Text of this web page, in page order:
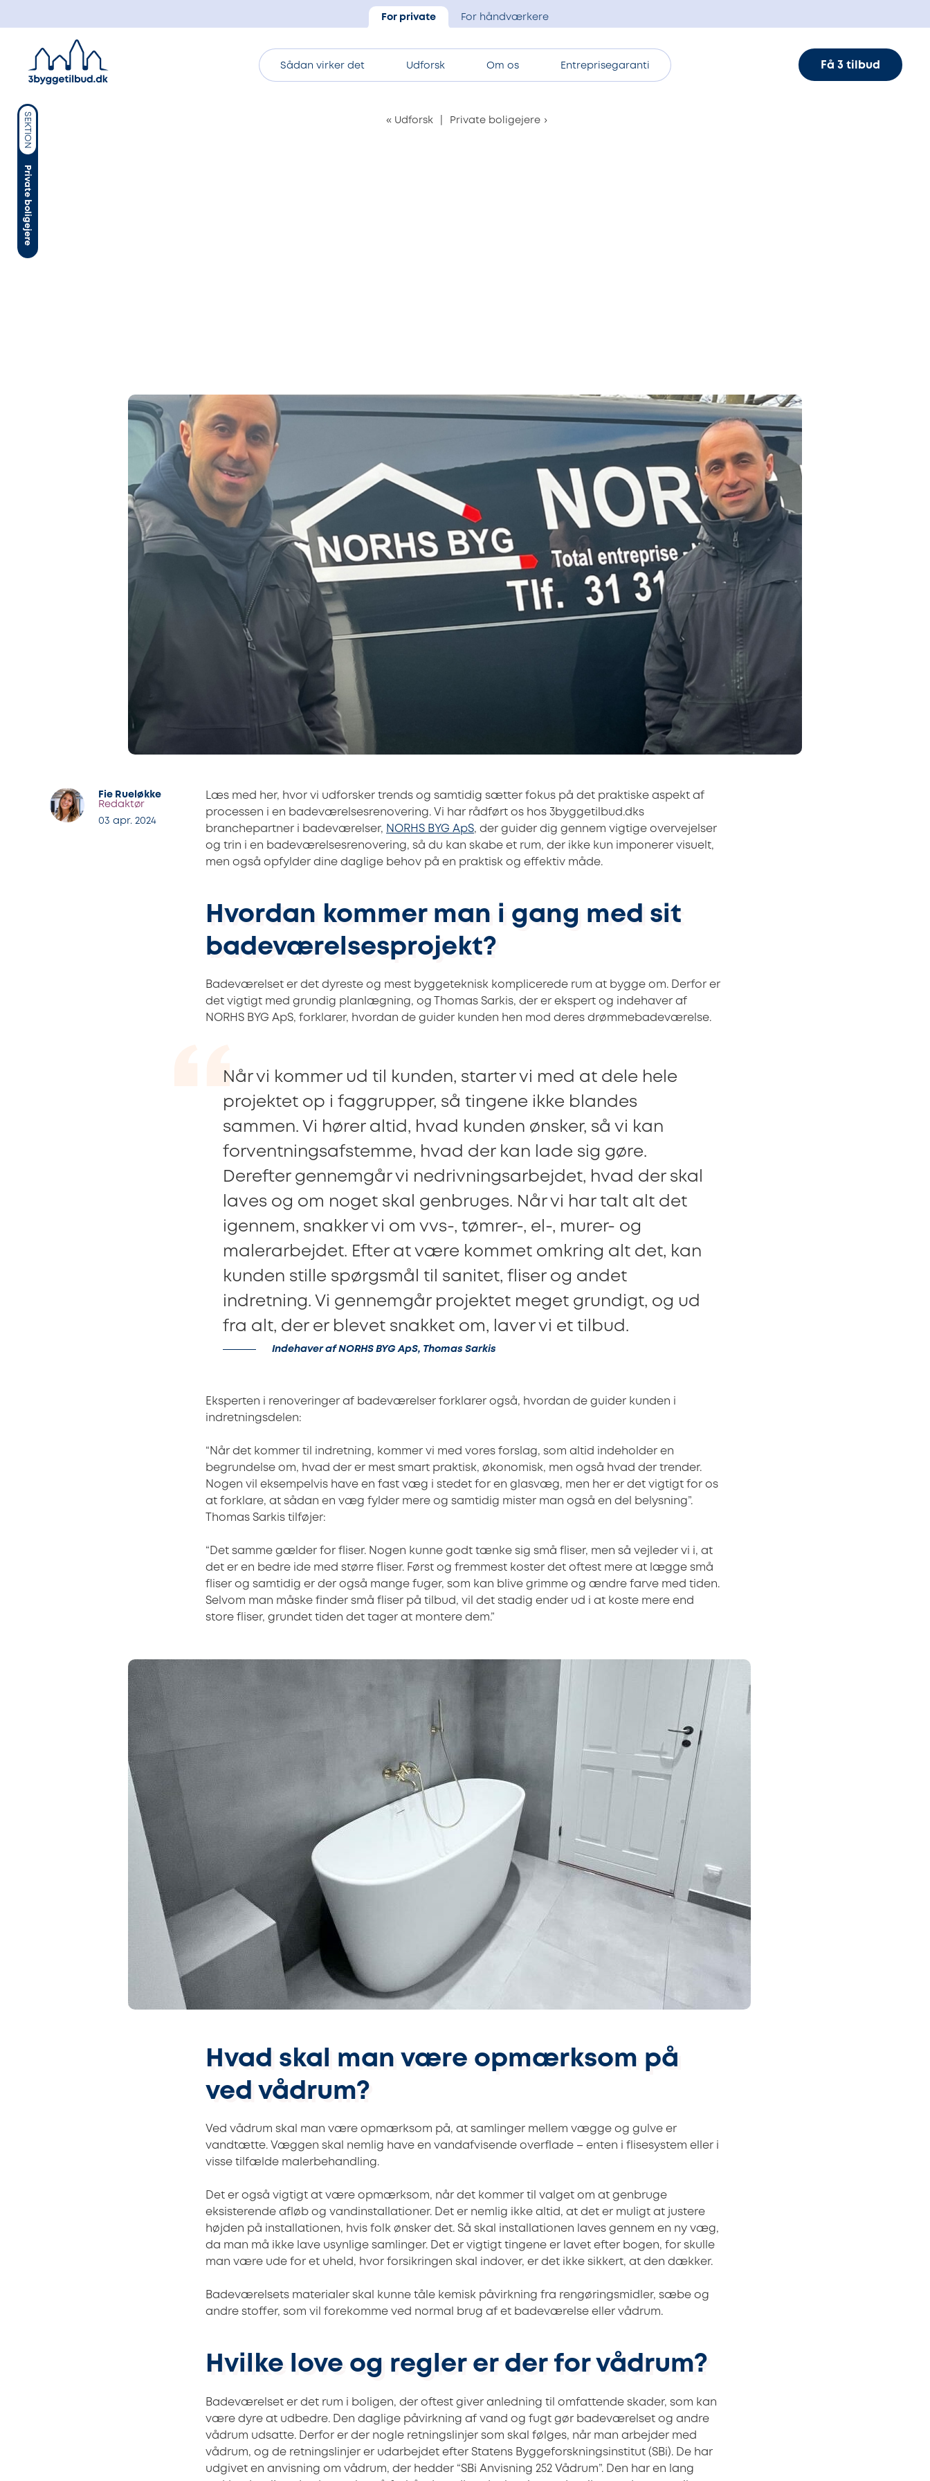
For private For håndværkere
Sådan virker det Udforsk Om os Entreprisegaranti Få 3 tilbud
SEKTION
Private boligejere
« Udforsk Private boligejere ›
Fie Rueløkke
Redaktør
03 apr. 2024
Læs med her, hvor vi udforsker trends og samtidig sætter fokus på det praktiske aspekt af
processen i en badeværelsesrenovering. Vi har rådført os hos 3byggetilbud.dks
branchepartner i badeværelser, NORHS BYG ApS, der guider dig gennem vigtige overvejelser
og trin i en badeværelsesrenovering, så du kan skabe et rum, der ikke kun imponerer visuelt,
men også opfylder dine daglige behov på en praktisk og effektiv måde.
Hvordan kommer man i gang med sit
badeværelsesprojekt?
Badeværelset er det dyreste og mest byggeteknisk komplicerede rum at bygge om. Derfor er
det vigtigt med grundig planlægning, og Thomas Sarkis, der er ekspert og indehaver af
NORHS BYG ApS, forklarer, hvordan de guider kunden hen mod deres drømmebadeværelse.
Når vi kommer ud til kunden, starter vi med at dele hele
projektet op i faggrupper, så tingene ikke blandes
sammen. Vi hører altid, hvad kunden ønsker, så vi kan
forventningsafstemme, hvad der kan lade sig gøre.
Derefter gennemgår vi nedrivningsarbejdet, hvad der skal
laves og om noget skal genbruges. Når vi har talt alt det
igennem, snakker vi om vvs-, tømrer-, el-, murer- og
malerarbejdet. Efter at være kommet omkring alt det, kan
kunden stille spørgsmål til sanitet, fliser og andet
indretning. Vi gennemgår projektet meget grundigt, og ud
fra alt, der er blevet snakket om, laver vi et tilbud.
Indehaver af NORHS BYG ApS, Thomas Sarkis
Eksperten i renoveringer af badeværelser forklarer også, hvordan de guider kunden i
indretningsdelen:
“Når det kommer til indretning, kommer vi med vores forslag, som altid indeholder en
begrundelse om, hvad der er mest smart praktisk, økonomisk, men også hvad der trender.
Nogen vil eksempelvis have en fast væg i stedet for en glasvæg, men her er det vigtigt for os
at forklare, at sådan en væg fylder mere og samtidig mister man også en del belysning”.
Thomas Sarkis tilføjer:
“Det samme gælder for fliser. Nogen kunne godt tænke sig små fliser, men så vejleder vi i, at
det er en bedre ide med større fliser. Først og fremmest koster det oftest mere at lægge små
fliser og samtidig er der også mange fuger, som kan blive grimme og ændre farve med tiden.
Selvom man måske finder små fliser på tilbud, vil det stadig ender ud i at koste mere end
store fliser, grundet tiden det tager at montere dem.”
Hvad skal man være opmærksom på
ved vådrum?
Ved vådrum skal man være opmærksom på, at samlinger mellem vægge og gulve er
vandtætte. Væggen skal nemlig have en vandafvisende overflade – enten i flisesystem eller i
visse tilfælde malerbehandling.
Det er også vigtigt at være opmærksom, når det kommer til valget om at genbruge
eksisterende afløb og vandinstallationer. Det er nemlig ikke altid, at det er muligt at justere
højden på installationen, hvis folk ønsker det. Så skal installationen laves gennem en ny væg,
da man må ikke lave usynlige samlinger. Det er vigtigt tingene er lavet efter bogen, for skulle
man være ude for et uheld, hvor forsikringen skal indover, er det ikke sikkert, at den dækker.
Badeværelsets materialer skal kunne tåle kemisk påvirkning fra rengøringsmidler, sæbe og
andre stoffer, som vil forekomme ved normal brug af et badeværelse eller vådrum.
Hvilke love og regler er der for vådrum?
Badeværelset er det rum i boligen, der oftest giver anledning til omfattende skader, som kan
være dyre at udbedre. Den daglige påvirkning af vand og fugt gør badeværelset og andre
vådrum udsatte. Derfor er der nogle retningslinjer som skal følges, når man arbejder med
vådrum, og de retningslinjer er udarbejdet efter Statens Byggeforskningsinstitut (SBi). De har
udgivet en anvisning om vådrum, der hedder “SBi Anvisning 252 Vådrum”. Den har en lang